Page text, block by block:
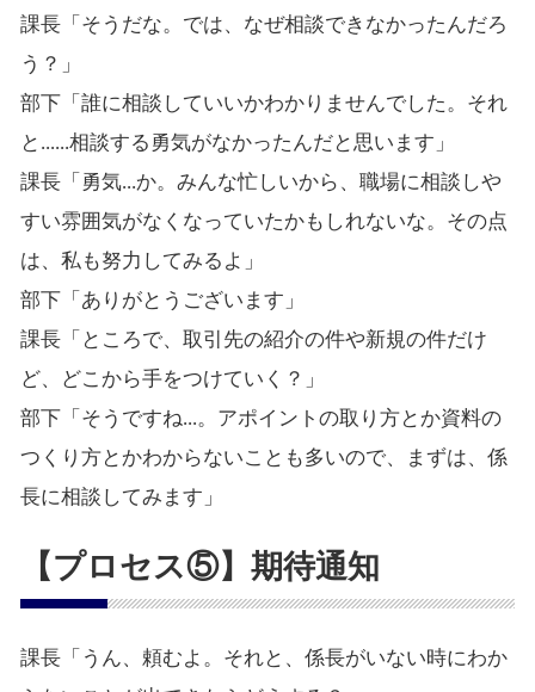
課長「そうだな。では、なぜ相談できなかったんだろ
う？」
部下「誰に相談していいかわかりませんでした。それ
と......相談する勇気がなかったんだと思います」
課長「勇気...か。みんな忙しいから、職場に相談しや
すい雰囲気がなくなっていたかもしれないな。その点
は、私も努力してみるよ」
部下「ありがとうございます」
課長「ところで、取引先の紹介の件や新規の件だけ
ど、どこから手をつけていく？」
部下「そうですね...。アポイントの取り方とか資料の
つくり方とかわからないことも多いので、まずは、係
長に相談してみます」
【プロセス⑤】期待通知
課長「うん、頼むよ。それと、係長がいない時にわか